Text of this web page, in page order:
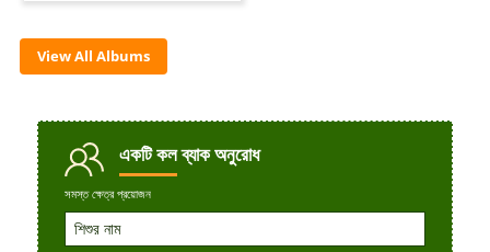
View All Albums
একটি কলব্যাক অনুরোধ
সমস্ত ক্ষেত্র প্রয়োজন